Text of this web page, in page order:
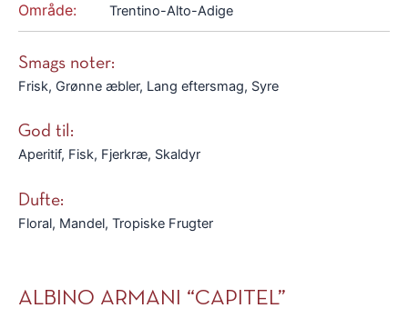
Område: Trentino-Alto-Adige
Smags noter:
Frisk, Grønne æbler, Lang eftersmag, Syre
God til:
Aperitif, Fisk, Fjerkræ, Skaldyr
Dufte:
Floral, Mandel, Tropiske Frugter
ALBINO ARMANI “CAPITEL”